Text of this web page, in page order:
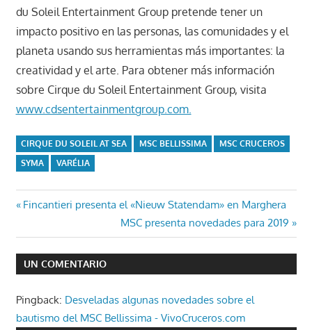
du Soleil Entertainment Group pretende tener un
impacto positivo en las personas, las comunidades y el
planeta usando sus herramientas más importantes: la
creatividad y el arte. Para obtener más información
sobre Cirque du Soleil Entertainment Group, visita
www.cdsentertainmentgroup.com.
CIRQUE DU SOLEIL AT SEA MSC BELLISSIMA
MSC CRUCEROS
SYMA
VARÉLIA
Navegación
de
entradas
Entrada
Fincantieri presenta el «Nieuw Statendam» en Marghera
Entrada
siguiente:
MSC presenta novedades para 2019
UN COMENTARIO
Pingback: Desveladas algunas novedades sobre el
bautismo del MSC Bellissima - VivoCruceros.com